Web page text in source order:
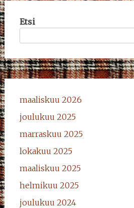
Etsi
maaliskuu 2026
joulukuu 2025
marraskuu 2025
lokakuu 2025
maaliskuu 2025
helmikuu 2025
joulukuu 2024